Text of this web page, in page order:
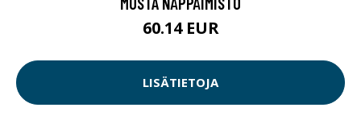
60.14 EUR
LISÄTIETOJA